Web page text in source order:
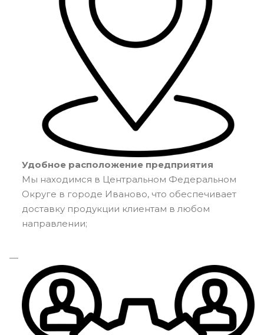
Удобное расположение предприятия
Мы находимся в Центральном Федеральном
Округе в городе Иваново, что обеспечивает
доставку продукции клиентам в любом
направлении;